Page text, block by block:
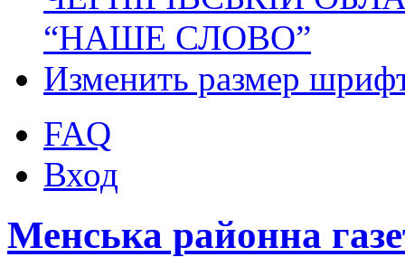
“НАШЕ СЛОВО”
Изменить размер
FAQ
Вход
Менська районна